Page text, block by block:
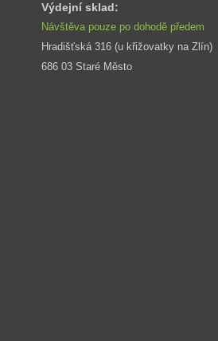
Výdejní sklad:
Návštěva pouze po dohodě předem
Hradišťská 316 (u křižovatky na Zlín)
686 03 Staré Město